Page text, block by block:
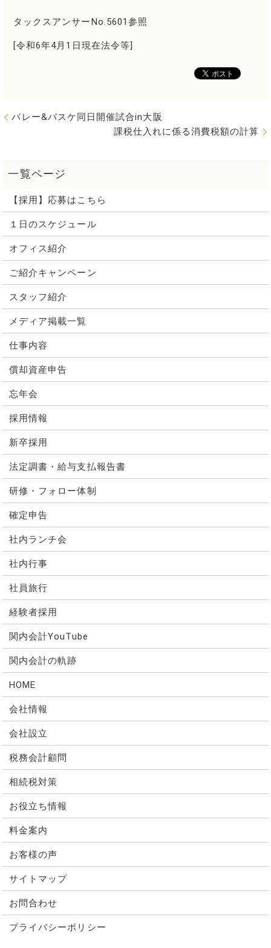
タックスアンサーNo.5601参照
[令和6年4月1日現在法令等]
バレー&バスケ同日開催試合in大阪
課税仕入れに係る消費税額の計算
【採用】応募はこちら
１日のスケジュール
オフィス紹介
ご紹介キャンペーン
スタッフ紹介
メディア掲載一覧
仕事内容
償却資産申告
忘年会
採用情報
新卒採用
法定調書・給与支払報告書
研修・フォロー体制
確定申告
社内ランチ会
社内行事
社員旅行
経験者採用
関内会計YouTube
関内会計の軌跡
HOME
会社情報
会社設立
税務会計顧問
相続税対策
お役立ち情報
料金案内
お客様の声
サイトマップ
お問合わせ
プライバシーポリシー